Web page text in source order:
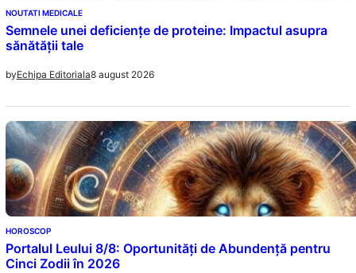
NOUTATI MEDICALE
Semnele unei deficiențe de proteine: Impactul asupra
sănătății tale
byEchipa Editoriala8 august 2026
HOROSCOP
Portalul Leului 8/8: Oportunități de Abundență pentru
Cinci Zodii în 2026